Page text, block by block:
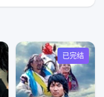
已完结